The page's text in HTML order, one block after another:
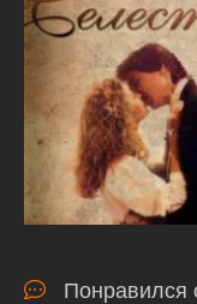
Понравился